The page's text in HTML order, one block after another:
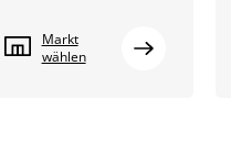
Markt
wählen